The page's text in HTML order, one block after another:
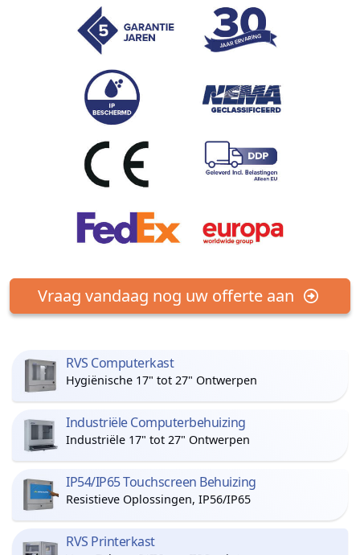
Vraag vandaag nog uw offerte aan
RVS Computerkast
Hygiënische 17" tot 27" Ontwerpen
Industriële Computerbehuizing
Industriële 17" tot 27" Ontwerpen
IP54/IP65 Touchscreen Behuizing
Resistieve Oplossingen, IP56/IP65
RVS Printerkast